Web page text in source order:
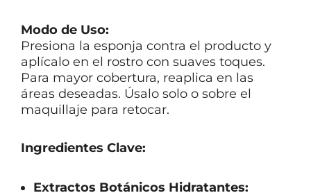
Modo de Uso:
Presiona la esponja contra el producto y
aplícalo en el rostro con suaves toques.
Para mayor cobertura, reaplica en las
áreas deseadas. Úsalo solo o sobre el
maquillaje para retocar.
Ingredientes Clave:
Extractos Botánicos Hidratantes: